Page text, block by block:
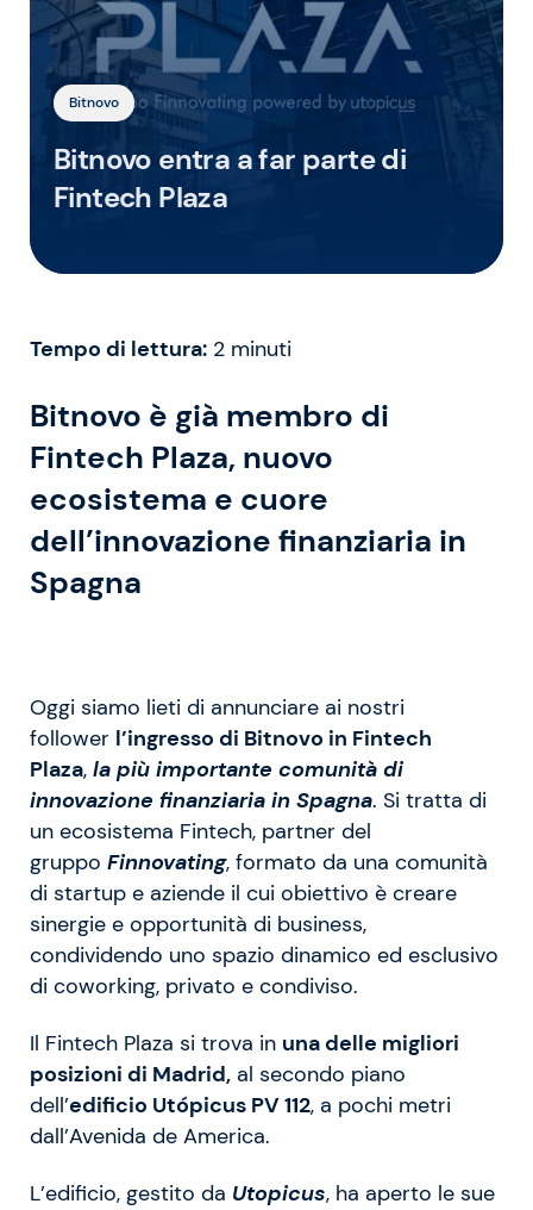
Bitnovo
Bitnovo entra a far parte di
Fintech Plaza
Tempo di lettura: 2 minuti
Bitnovo è già membro di
Fintech Plaza, nuovo
ecosistema e cuore
dell’innovazione finanziaria in
Spagna
Oggi siamo lieti di annunciare ai nostri
follower l’ingresso di Bitnovo in Fintech
Plaza, la più importante comunità di
innovazione finanziaria in Spagna. Si tratta di
un ecosistema Fintech, partner del
gruppo Finnovating, formato da una comunità
di startup e aziende il cui obiettivo è creare
sinergie e opportunità di business,
condividendo uno spazio dinamico ed esclusivo
di coworking, privato e condiviso.
Il Fintech Plaza si trova in una delle migliori
posizioni di Madrid, al secondo piano
dell’edificio Utópicus PV 112, a pochi metri
dall’Avenida de America.
L’edificio, gestito da Utopicus, ha aperto le sue